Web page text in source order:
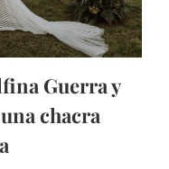
Guerra y
chacra